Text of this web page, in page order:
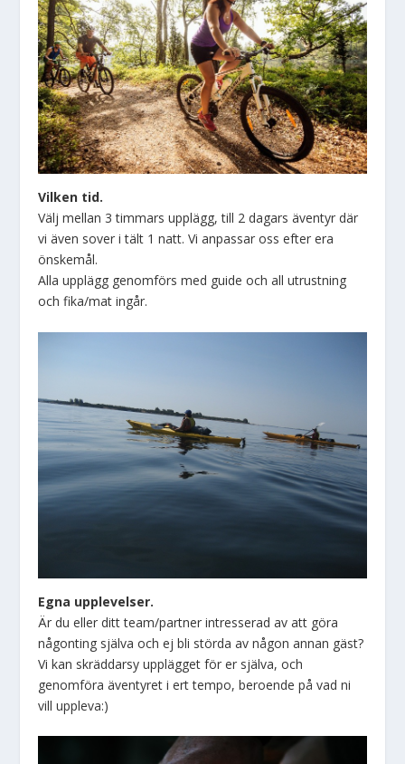
Vilken tid.
Välj mellan 3 timmars upplägg, till 2 dagars äventyr där
vi även sover i tält 1 natt. Vi anpassar oss efter era
önskemål.
Alla upplägg genomförs med guide och all utrustning
och fika/mat ingår.
Egna upplevelser.
Är du eller ditt team/partner intresserad av att göra
någonting själva och ej bli störda av någon annan gäst?
Vi kan skräddarsy upplägget för er själva, och
genomföra äventyret i ert tempo, beroende på vad ni
vill uppleva:)